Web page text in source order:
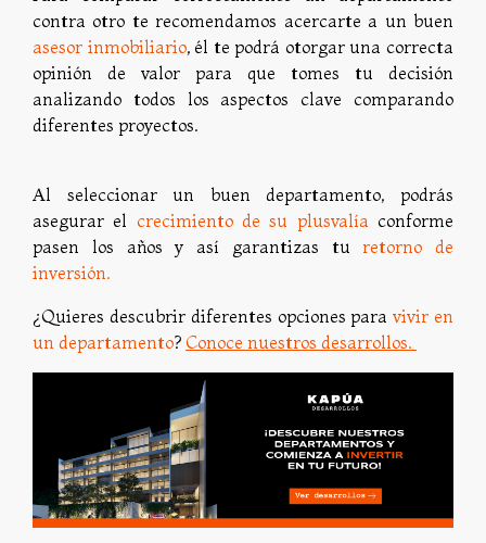
contra otro te recomendamos acercarte a un buen
asesor inmobiliario, él te podrá otorgar una correcta
opinión de valor para que tomes tu decisión
analizando todos los aspectos clave comparando
diferentes proyectos.
Al seleccionar un buen departamento, podrás
asegurar el crecimiento de su plusvalía conforme
pasen los años y así garantizas tu retorno de
inversión.
¿Quieres descubrir diferentes opciones paravivir en
un departamento? Conoce nuestros desarrollos.